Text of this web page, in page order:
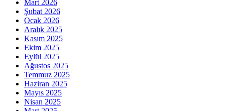
Mart 2026
Şubat 2026
Ocak 2026
Aralık 2025
Kasım 2025
Ekim 2025
Eylül 2025
Ağustos 2025
Temmuz 2025
Haziran 2025
Mayıs 2025
Nisan 2025